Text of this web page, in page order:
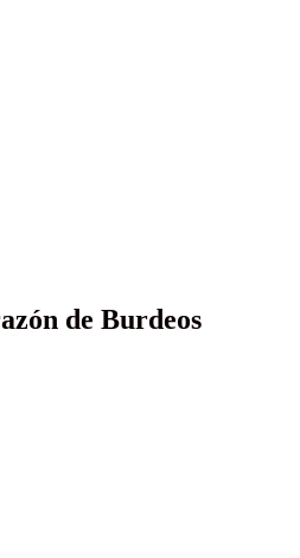
de Burdeos